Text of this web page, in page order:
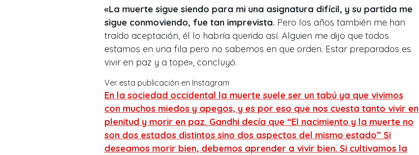
«La muerte sigue siendo para mi una asignatura difícil, y su partida me
sigue conmoviendo, fue tan imprevista. Pero los años también me han
traído aceptación, él lo habría querido así. Alguien me dijo que todos
estamos en una fila pero no sabemos en que orden. Estar preparados es
vivir en paz y a tope», concluyó.
Ver esta publicación en Instagram
En la sociedad occidental la muerte suele ser un tabú ya que vivimos
con muchos miedos y apegos, y es por eso que nos cuesta tanto vivir en
plenitud y morir en paz. Gandhi decía que “El nacimiento y la muerte no
son dos estados distintos sino dos aspectos del mismo estado” Si
deseamos morir bien, debemos aprender a vivir bien. Si cultivamos la